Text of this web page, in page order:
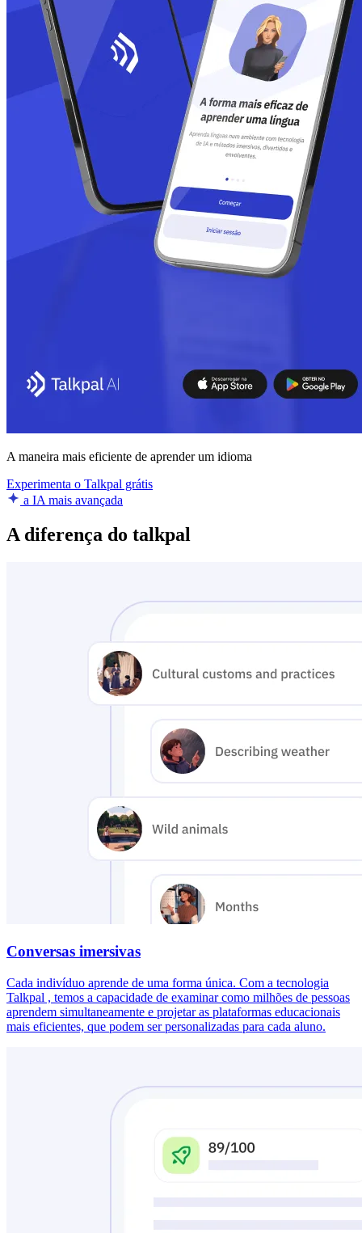
A maneira mais eficiente de aprender um idioma
Experimenta o Talkpal grátis
a IA mais avançada
A diferença do talkpal
Conversas imersivas
Cada indivíduo aprende de uma forma única. Com a tecnologia
Talkpal , temos a capacidade de examinar como milhões de pessoas
aprendem simultaneamente e projetar as plataformas educacionais
mais eficientes, que podem ser personalizadas para cada aluno.